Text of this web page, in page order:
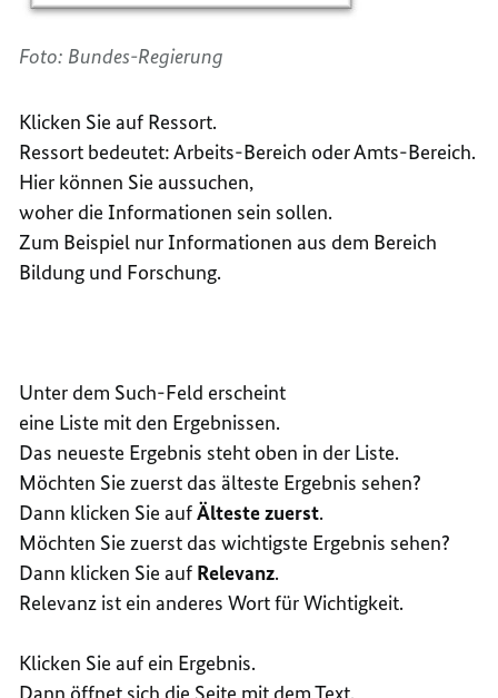
Foto: Bundes-Regierung
Klicken Sie auf Ressort.
Ressort bedeutet: Arbeits-Bereich oder Amts-Bereich.
Hier können Sie aussuchen,
woher die Informationen sein sollen.
Zum Beispiel nur Informationen aus dem Bereich
Bildung und Forschung.
Unter dem Such-Feld erscheint
eine Liste mit den Ergebnissen.
Das neueste Ergebnis steht oben in der Liste.
Möchten Sie zuerst das älteste Ergebnis sehen?
Dann klicken Sie aufÄlteste zuerst.
Möchten Sie zuerst das wichtigste Ergebnis sehen?
Dann klicken Sie auf Relevanz.
Relevanz ist ein anderes Wort für Wichtigkeit.
Klicken Sie auf ein Ergebnis.
Dann öffnet sich die Seite mit dem Text.